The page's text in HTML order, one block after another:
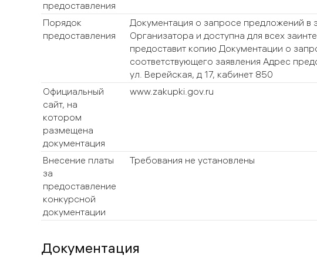
предоставления
Порядок
предоставления
Документация о запросе предложений в
Организатора и доступна для всех
предоставит копию Документации о
соответствующего заявления Адрес
ул. Верейская, д 17, кабинет 850
Официальный
сайт, на
котором
размещена
документация
www.zakupki.gov.ru
Внесение платы
за
предоставление
конкурсной
документации
Требования не установлены
Документация